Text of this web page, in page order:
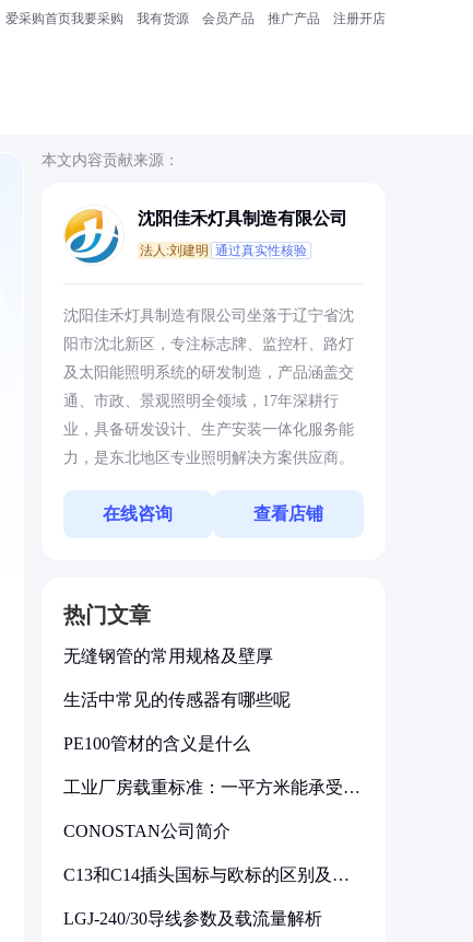
爱采购首页我要采购 我有货源 会员产品 推广产品 注册开店
本文内容贡献来源：
沈阳佳禾灯具制造有限公司
法人:刘建明 通过真实性核验
沈阳佳禾灯具制造有限公司坐落于辽宁省沈
阳市沈北新区，专注标志牌、监控杆、路灯
及太阳能照明系统的研发制造，产品涵盖交
通、市政、景观照明全领域，17年深耕行
业，具备研发设计、生产安装一体化服务能
力，是东北地区专业照明解决方案供应商。
在线咨询 查看店铺
热门文章
无缝钢管的常用规格及壁厚
生活中常见的传感器有哪些呢
PE100管材的含义是什么
工业厂房载重标准：一平方米能承受多
CONOSTAN公司简介
C13和C14插头国标与欧标的区别及其
LGJ-240/30导线参数及载流量解析